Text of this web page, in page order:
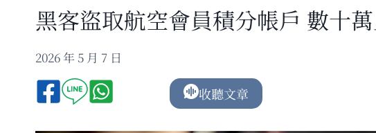
黑客盜取航空會員積分帳戶 數十
2026 年 5 月 7 日
收聽文章